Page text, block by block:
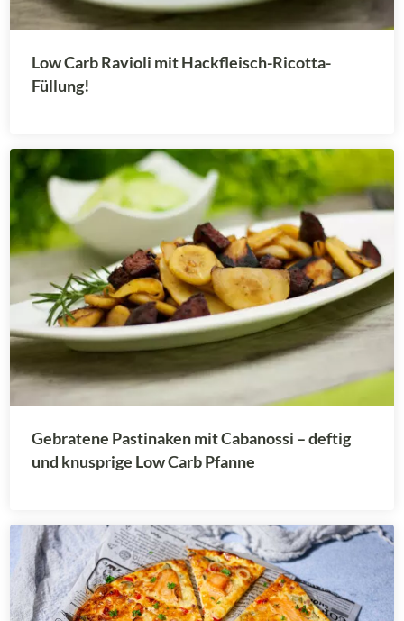
Low Carb Ravioli mit Hackfleisch-Ricotta-
Füllung!
Gebratene Pastinaken mit Cabanossi – deftig
und knusprige Low Carb Pfanne